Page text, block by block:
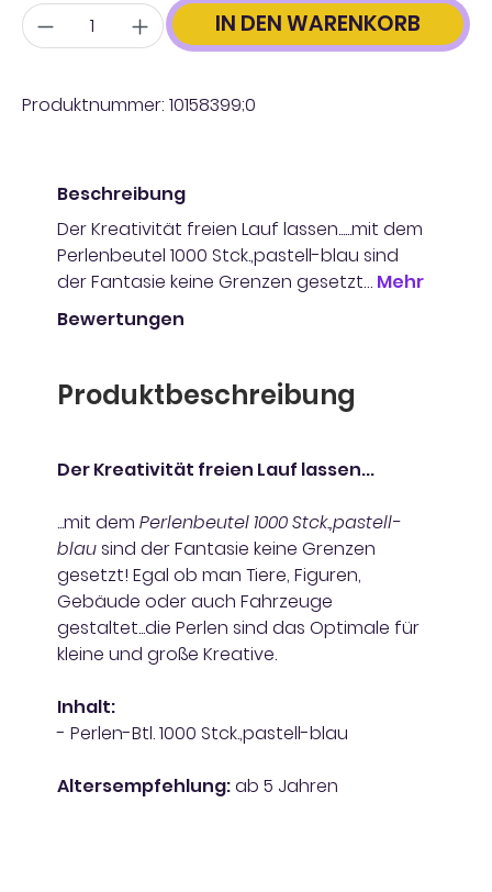
Anzahl IN DEN WARENKORB
Produktnummer: 10158399;0
Beschreibung
Der Kreativität freien Lauf lassen......mit dem
Perlenbeutel 1000 Stck.,pastell-blau sind
der Fantasie keine Grenzen gesetzt… Mehr
Bewertungen
Produktbeschreibung
Der Kreativität freien Lauf lassen...
...mit dem Perlenbeutel 1000 Stck.,pastell-
blausind der Fantasie keine Grenzen
gesetzt! Egal ob man Tiere, Figuren,
Gebäude oder auch Fahrzeuge
gestaltet...die Perlen sind das Optimale für
kleine und große Kreative.
Inhalt:
- Perlen-Btl. 1000 Stck.,pastell-blau
Altersempfehlung:ab 5 Jahren